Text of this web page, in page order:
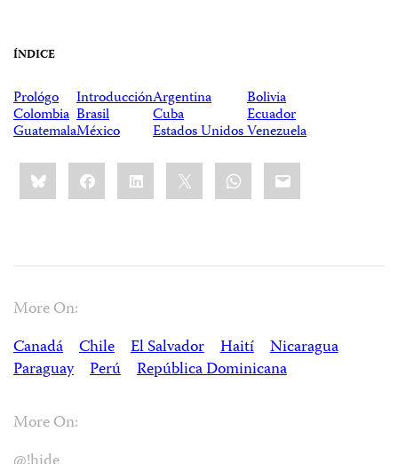
ÍNDICE
Prológo IntroducciónArgentina Bolivia
Colombia Brasil Cuba Ecuador
GuatemalaMéxico Estados UnidosVenezuela
Share
this:BlueskyFacebookLinkedIn WhatsApp
Email
More On:
Canadá
Chile El Salvador Haití
Nicaragua
Paraguay
Perú República Dominicana
More On: